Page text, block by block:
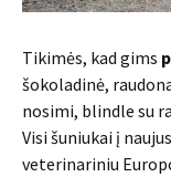
Tikimės, kad gims
šokoladinė,
nosimi, blindle su
Visi šuniukai į
veterinariniu